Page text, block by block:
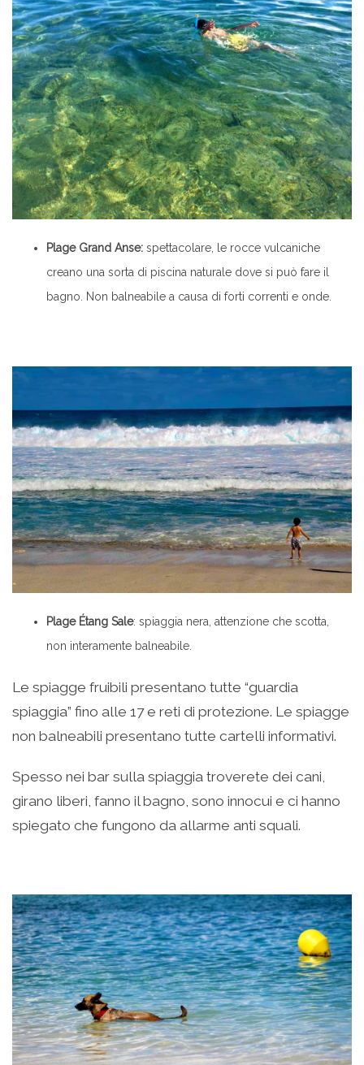
Plage Grand Anse: spettacolare, le rocce vulcaniche
creano una sorta di piscina naturale dove si può fare il
bagno. Non balneabile a causa di forti correnti e onde.
Plage Étang Sale: spiaggia nera, attenzione che scotta,
non interamente balneabile.
Le spiagge fruibili presentano tutte “guardia
spiaggia” fino alle 17 e reti di protezione. Le spiagge
non balneabili presentano tutte cartelli informativi.
Spesso nei bar sulla spiaggia troverete dei cani,
girano liberi, fanno il bagno, sono innocui e ci hanno
spiegato che fungono da allarme anti squali.